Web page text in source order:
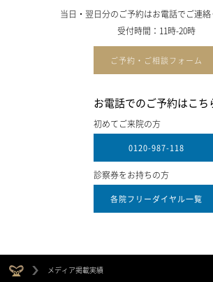
当日・翌日分のご予約はお電話でご連絡
受付時間：11時-20時
ご予約・ご相談フォーム
お電話でのご予約はこち
初めてご来院の方
0120-987-118
診察券をお持ちの方
各院フリーダイヤル一覧
メディア掲載実績